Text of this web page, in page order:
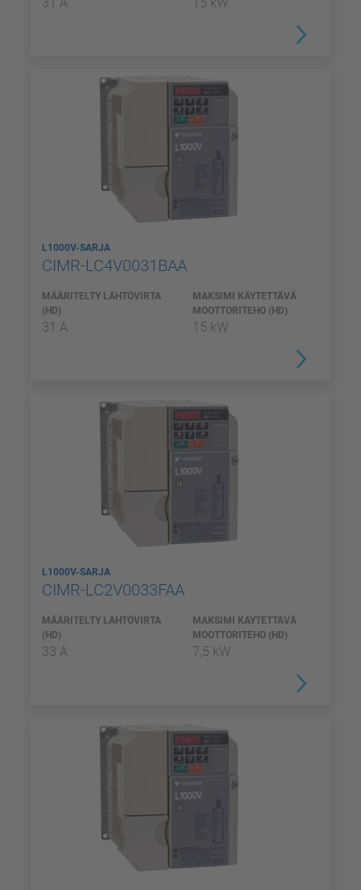
L1000V-SARJA
CIMR-LC4V0031BAA
MÄÄRITELTY LÄHTÖVIRTA
(HD)
31 A
MAKSIMI KÄYTETTÄVÄ
MOOTTORITEHO (HD)
15 kW
L1000V-SARJA
CIMR-LC2V0033FAA
MÄÄRITELTY LÄHTÖVIRTA
(HD)
33 A
MAKSIMI KÄYTETTÄVÄ
MOOTTORITEHO (HD)
7,5 kW